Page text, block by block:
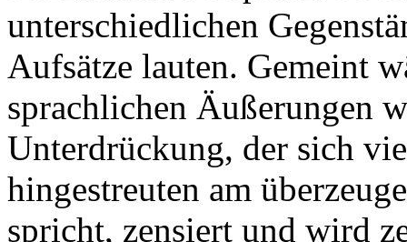
unterschiedlichen
Aufsätze lauten. Gemeint
sprachlichen Äußerungen
Unterdrückung, der sich
hingestreuten am
spricht, zensiert und wird